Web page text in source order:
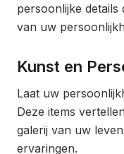
persoonlijke details
van uw
Kunst en
Laat uw
Deze items
galerij van uw
ervaringen.